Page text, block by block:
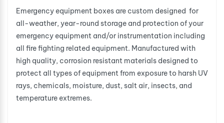
Emergency equipment boxes are custom designed for
all-weather, year-round storage and protection of your
emergency equipment and/or instrumentation including
all fire fighting related equipment. Manufactured with
high quality, corrosion resistant materials designed to
protect all types of equipment from exposure to harsh UV
rays, chemicals, moisture, dust, salt air, insects, and
temperature extremes.